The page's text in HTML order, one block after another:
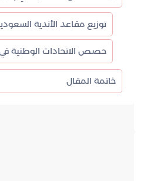
توزيع مقاعد الأندية
حصص الاتحادات الوطنية في
خاتمة المقال